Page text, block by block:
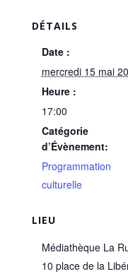
DÉTAILS
Date :
mercredi 15 mai
Heure :
17:00
Catégorie
d’Évènement:
Programmation
culturelle
LIEU
Médiathèque La
10 place de la